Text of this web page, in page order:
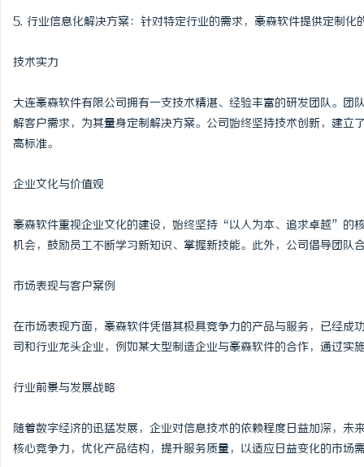
5. 行业信息化解决方案：针对特定行业的需求，豪森软件提供定制
技术实力
大连豪森软件有限公司拥有一支技术精湛、经验丰富的研发团队。
解客户需求，为其量身定制解决方案。公司始终坚持技术创新，建
高标准。
企业文化与价值观
豪森软件重视企业文化的建设，始终坚持“以人为本、追求卓越”的
机会，鼓励员工不断学习新知识、掌握新技能。此外，公司倡导团
市场表现与客户案例
在市场表现方面，豪森软件凭借其极具竞争力的产品与服务，已经
司和行业龙头企业，例如某大型制造企业与豪森软件的合作，通过
行业前景与发展战略
随着数字经济的迅猛发展，企业对信息技术的依赖程度日益加深，
核心竞争力，优化产品结构，提升服务质量，以适应日益变化的市场